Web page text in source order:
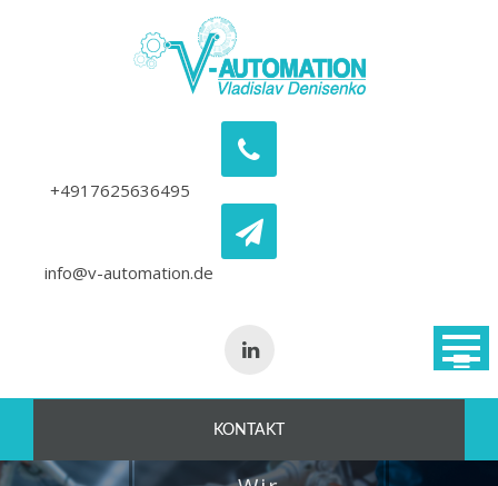
+4917625636495
info@v-automation.de
KONTAKT